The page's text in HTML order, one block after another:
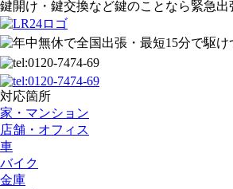
鍵開け・鍵交換など鍵のことなら緊急
対応箇所
家・マンション
店舗・オフィス
車
バイク
金庫